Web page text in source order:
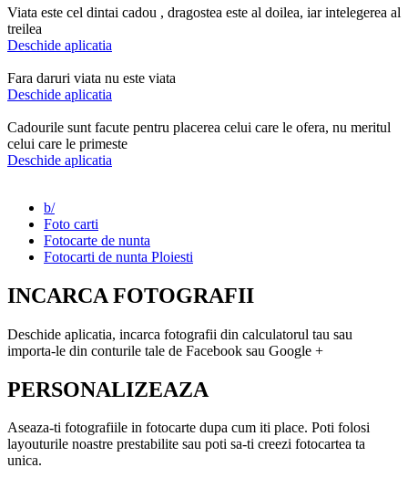
Viata este cel dintai cadou , dragostea este al doilea, iar intelegerea al
treilea
Deschide aplicatia
Fara daruri viata nu este viata
Deschide aplicatia
Cadourile sunt facute pentru placerea celui care le ofera, nu meritul
celui care le primeste
Deschide aplicatia
b/
Foto carti
Fotocarte de nunta
Fotocarti de nunta Ploiesti
INCARCA FOTOGRAFII
Deschide aplicatia, incarca fotografii din calculatorul tau sau
importa-le din conturile tale de Facebook sau Google +
PERSONALIZEAZA
Aseaza-ti fotografiile in fotocarte dupa cum iti place. Poti folosi
layouturile noastre prestabilite sau poti sa-ti creezi fotocartea ta
unica.